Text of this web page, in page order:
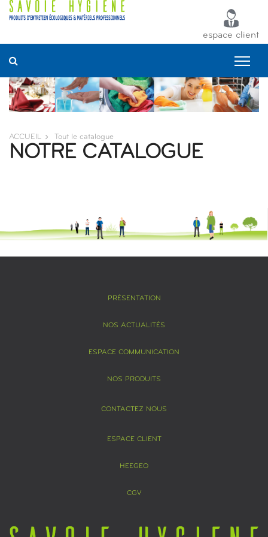
espace client
ACCUEIL Tout le catalogue
NOTRE CATALOGUE
PRÉSENTATION
NOS ACTUALITÉS
ESPACE COMMUNICATION
NOS PRODUITS
CONTACTEZ NOUS
ESPACE CLIENT
HEEGEO
CGV
Panneau de gestion des cookies